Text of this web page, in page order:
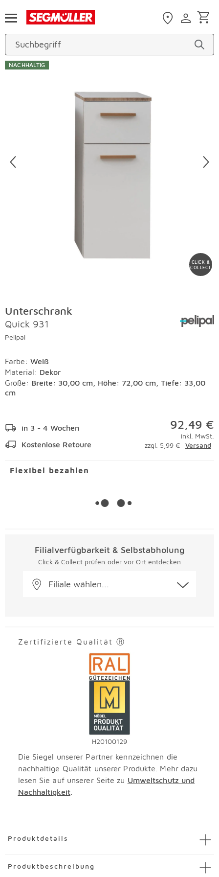
NACHHALTIG
CLICK &
COLLECT
Unterschrank
Quick 931
Pelipal
Farbe: Weiß
Material: Dekor
Größe: Breite: 30,00 cm, Höhe: 72,00 cm, Tiefe: 33,00
cm
in 3 - 4 Wochen
Kostenlose Retoure
92,49 €
inkl. MwSt.
zzgl. 5,99 €
Versand
Flexibel bezahlen
Filialverfügbarkeit & Selbstabholung
Click & Collect prüfen oder vor Ort entdecken
Filiale wählen...
Zertifizierte Qualität Ⓡ
H20100129
Die Siegel unserer Partner kennzeichnen die
nachhaltige Qualität unserer Produkte. Mehr dazu
lesen Sie auf unserer Seite zu Umweltschutz und
Nachhaltigkeit.
Produktdetails
Artikel Unterschrank Quick 931
Produktbeschreibung